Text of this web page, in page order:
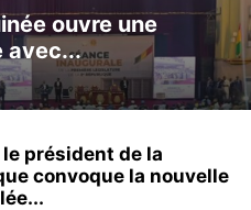
ouvre une
avec...
le président de la
convoque la nouvelle